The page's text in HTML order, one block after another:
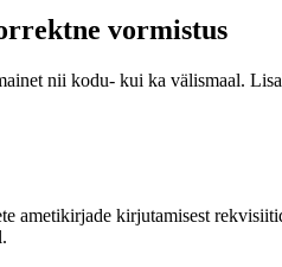
vormistus
nii kodu- kui ka välismaal.
ametikirjade kirjutamisest